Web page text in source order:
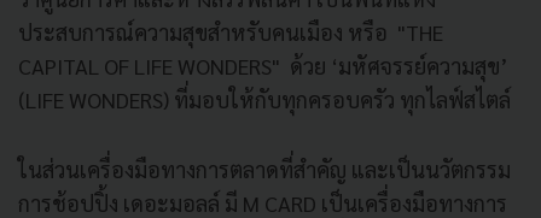
ประสบการณ์ความสุขสำหรับคนเมือง หรือ "THE
CAPITAL OF LIFE WONDERS" ด้วย ‘มหัศจรรย์ความสุข’
(LIFE WONDERS) ที่มอบให้กับทุกครอบครัว ทุกไลฟ์สไตล์
ในส่วนเครื่องมือทางการตลาดที่สำคัญ และเป็นนวัตกรรม
การช้อปปิ้ง เดอะมอลล์ มี M CARD เป็นเครื่องมือทางการ